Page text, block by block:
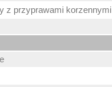
z przyprawami korzennymi